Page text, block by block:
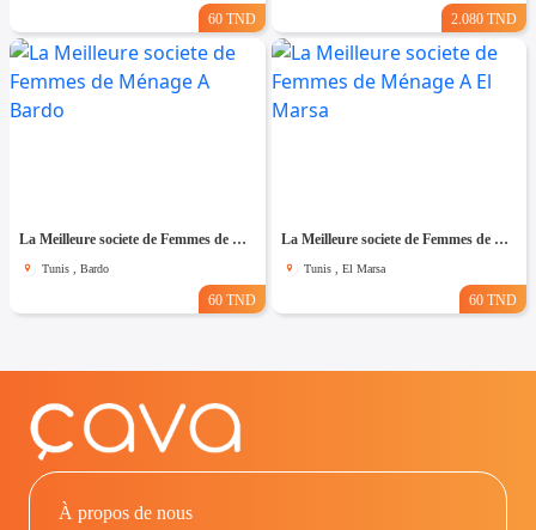
60 TND 2.080 TND
La Meilleure societe de Femmes de Ménage A Bardo
Tunis , Bardo
60 TND
La Meilleure societe de Femmes de Ménage A El Marsa
Tunis , El Marsa
60 TND
À propos de nous